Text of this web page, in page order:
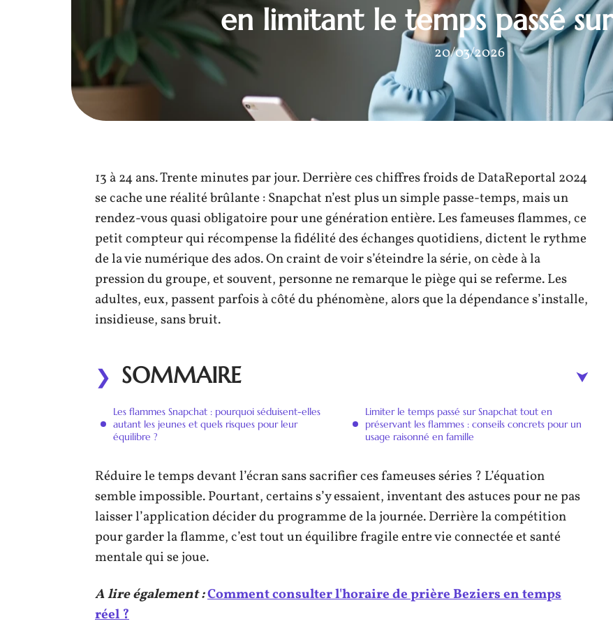
en limitant le temps passé sur
20/03/2026
13 à 24 ans. Trente minutes par jour. Derrière ces chiffres froids de DataReportal 2024
se cache une réalité brûlante : Snapchat n’est plus un simple passe-temps, mais un
rendez-vous quasi obligatoire pour une génération entière. Les fameuses flammes, ce
petit compteur qui récompense la fidélité des échanges quotidiens, dictent le rythme
de la vie numérique des ados. On craint de voir s’éteindre la série, on cède à la
pression du groupe, et souvent, personne ne remarque le piège qui se referme. Les
adultes, eux, passent parfois à côté du phénomène, alors que la dépendance s’installe,
insidieuse, sans bruit.
SOMMAIRE
Les flammes Snapchat : pourquoi séduisent-elles
autant les jeunes et quels risques pour leur
équilibre ?
Limiter le temps passé sur Snapchat tout en
préservant les flammes : conseils concrets pour un
usage raisonné en famille
Réduire le temps devant l’écran sans sacrifier ces fameuses séries ? L’équation
semble impossible. Pourtant, certains s’y essaient, inventant des astuces pour ne pas
laisser l’application décider du programme de la journée. Derrière la compétition
pour garder la flamme, c’est tout un équilibre fragile entre vie connectée et santé
mentale qui se joue.
A lire également :Comment consulter l'horaire de prière Beziers en temps
réel ?